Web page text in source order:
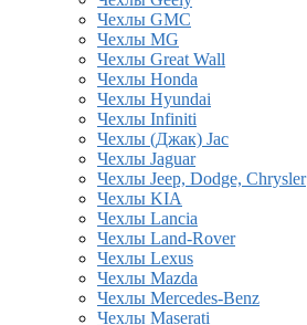
Чехлы GMC
Чехлы MG
Чехлы Great Wall
Чехлы Honda
Чехлы Hyundai
Чехлы Infiniti
Чехлы (Джак) Jac
Чехлы Jaguar
Чехлы Jeep, Dodge, Chrysler
Чехлы KIA
Чехлы Lancia
Чехлы Land-Rover
Чехлы Lexus
Чехлы Mazda
Чехлы Mercedes-Benz
Чехлы Maserati